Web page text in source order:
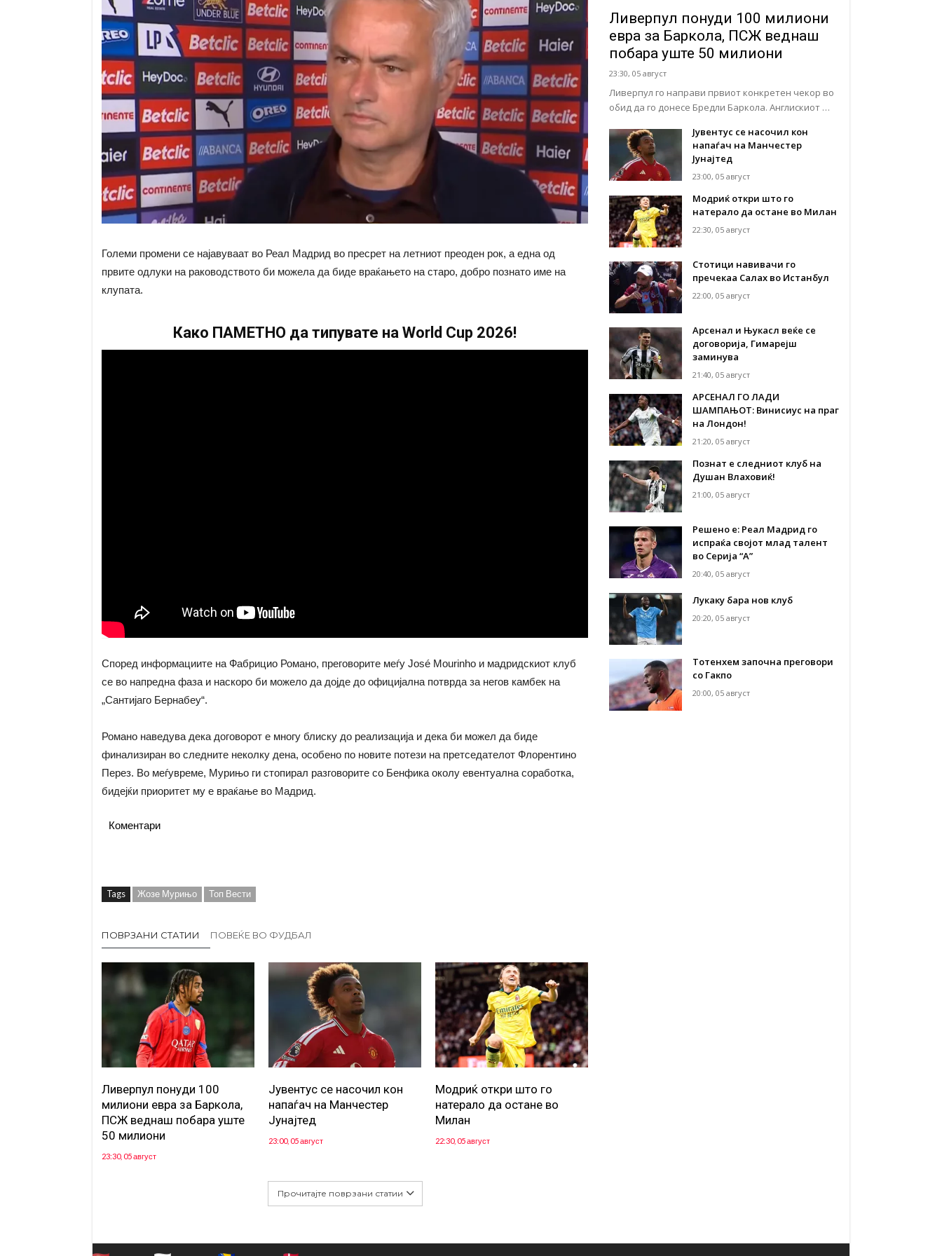
Големи промени се најавуваат во Реал Мадрид во пресрет на летниот преоден рок, а една од
првите одлуки на раководството би можела да биде враќањето на старо, добро познато име на
клупата.
Како ПАМЕТНО да типувате на World Cup 2026!
Според информациите на Фабрицио Романо, преговорите меѓу José Mourinho и мадридскиот клуб
се во напредна фаза и наскоро би можело да дојде до официјална потврда за негов камбек на
„Сантијаго Бернабеу“.
Романо наведува дека договорот е многу блиску до реализација и дека би можел да биде
финализиран во следните неколку дена, особено по новите потези на претседателот Флорентино
Перез. Во меѓувреме, Мурињо ги стопирал разговорите со Бенфика околу евентуална соработка,
бидејќи приоритет му е враќање во Мадрид.
Коментари
Tags Жозе Мурињо Топ Вести
ПОВРЗАНИ СТАТИИ ПОВЕЌЕ ВО ФУДБАЛ
Ливерпул понуди 100
милиони евра за Баркола,
ПСЖ веднаш побара уште
50 милиони
23:30, 05 август
Јувентус се насочил кон
напаѓач на Манчестер
Јунајтед
23:00, 05 август
Модриќ откри што го
натерало да остане во
Милан
22:30, 05 август
Прочитајте поврзани статии
Ливерпул понуди 100 милиони
евра за Баркола, ПСЖ веднаш
побара уште 50 милиони
23:30, 05 август
Ливерпул го направи првиот конкретен чекор во
обид да го донесе Бредли Баркола. Англискиот …
Јувентус се насочил кон
напаѓач на Манчестер
Јунајтед
23:00, 05 август
Модриќ откри што го
натерало да остане во Милан
22:30, 05 август
Стотици навивачи го
пречекаа Салах во Истанбул
22:00, 05 август
Арсенал и Њукасл веќе се
договорија, Гимарејш
заминува
21:40, 05 август
АРСЕНАЛ ГО ЛАДИ
ШАМПАЊОТ: Винисиус на праг
на Лондон!
21:20, 05 август
Познат е следниот клуб на
Душан Влаховиќ!
21:00, 05 август
Решено е: Реал Мадрид го
испраќа својот млад талент
во Серија “А”
20:40, 05 август
Лукаку бара нов клуб
20:20, 05 август
Тотенхем започна преговори
со Гакпо
20:00, 05 август